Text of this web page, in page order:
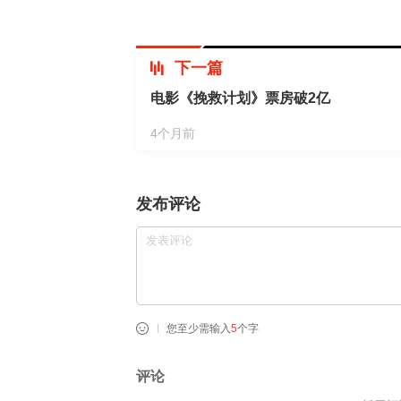
下一篇
电影《挽救计划》票房破2亿
4个月前
发布评论
您至少需输入 5个字
评论